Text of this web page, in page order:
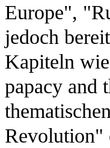
Europe",
jedoch
Kapiteln
papacy and
Revolution"